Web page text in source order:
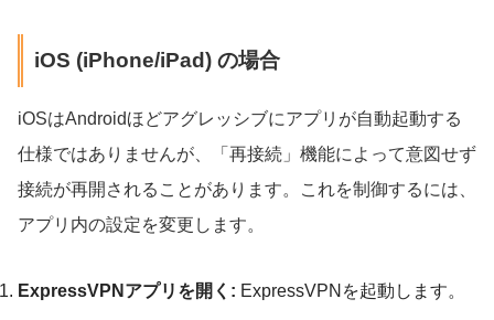
iOS (iPhone/iPad) の場合
iOSはAndroidほどアグレッシブにアプリが自動起動する
仕様ではありませんが、「再接続」機能によって意図せず
接続が再開されることがあります。これを制御するには、
アプリ内の設定を変更します。
ExpressVPNアプリを開く: ExpressVPNを起動します。